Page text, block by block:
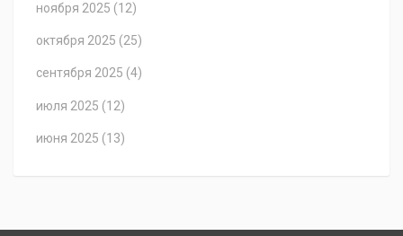
ноября 2025 (12)
октября 2025 (25)
сентября 2025 (4)
июля 2025 (12)
июня 2025 (13)